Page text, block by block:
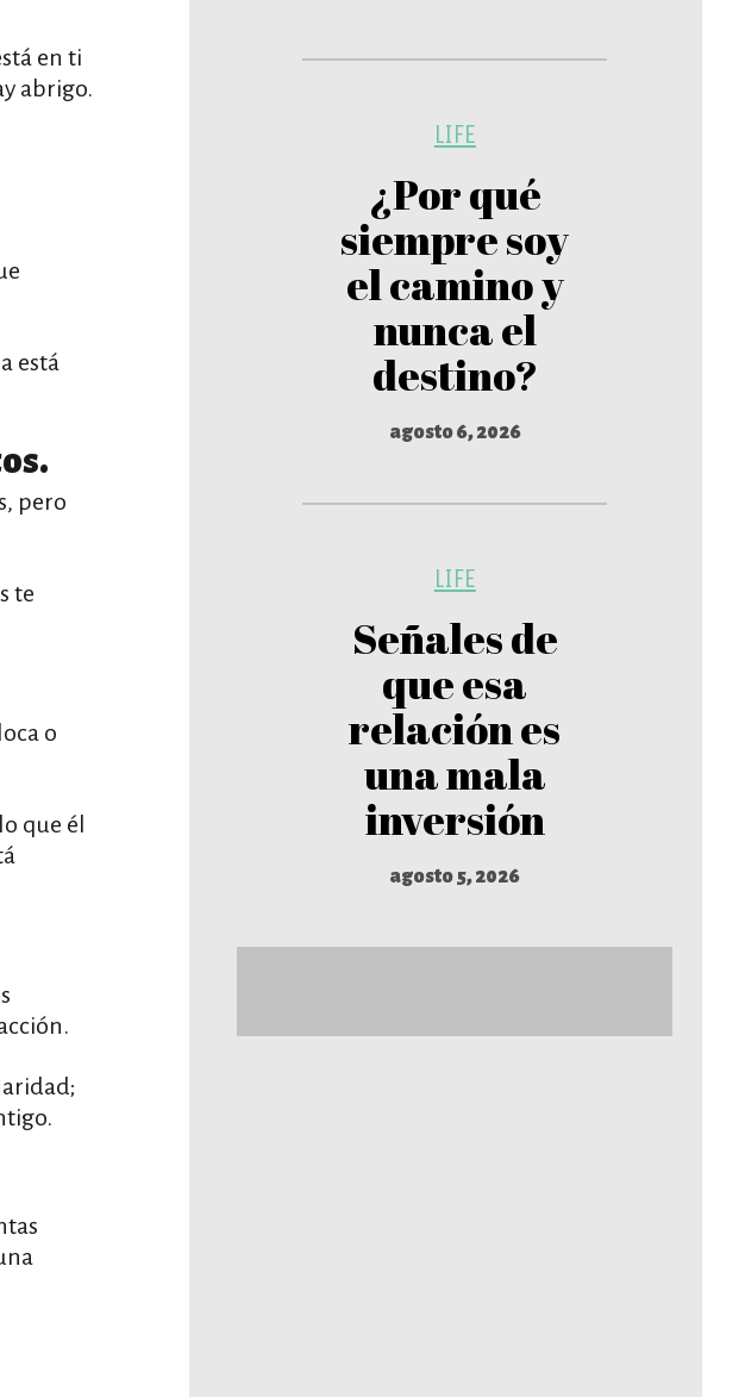
LIFE
¿Por qué
siempre soy
el camino y
nunca el
destino?
agosto 6, 2026
LIFE
Señales de
que esa
relación es
una mala
inversión
agosto 5, 2026
en ti
abrigo.
está
pero
te
o
que él